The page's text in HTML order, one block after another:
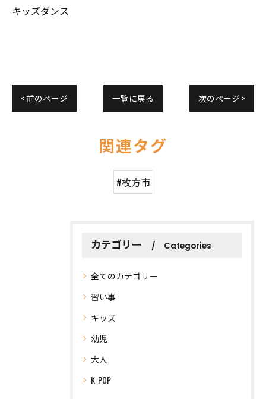
キッズダンス
< 前のページ 一覧に戻る 次のページ >
関連タグ
#枚方市
カテゴリー Categories
全てのカテゴリー
習い事
キッズ
幼児
大人
K-POP